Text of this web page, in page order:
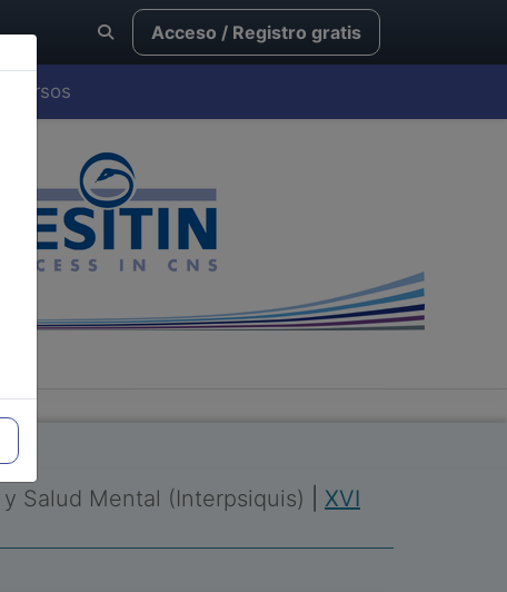
Acceso / Registro gratis
Cursos
Salud Mental (Interpsiquis)
XVI